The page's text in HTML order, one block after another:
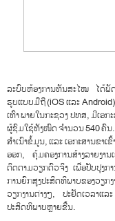
ລະບົບຫ້ອງການທັນສະໄໝ ໄດ້ພັ
ຮູບແບບມືຖື (iOS ແລະ
ເທົ່າ ພາຍໃນກະຊວງ ປທສ, ມີເອ
ຜູ້ຊົມໃຊ້ທັງໜົດ ຈໍານວນ 540 ຄົນ
ສໍາເນົາຂໍ້ມູນ, ແລະ ເອກະສານຂາ
ອອກ, ຄຸ້ມຄອງການສ້າງລາຍງາ
ຕິດຕາມວຽກຕົວຈິງ ເພື່ອປັບປຸງກ
ການຍົກສູງປະສິດທິພາບຂອງວຽກ
ວຽກງານຕ່າງໆ, ປະຢັດເວລາ
ປະສິດທິພາບຫຼາຍຂື້ນ.